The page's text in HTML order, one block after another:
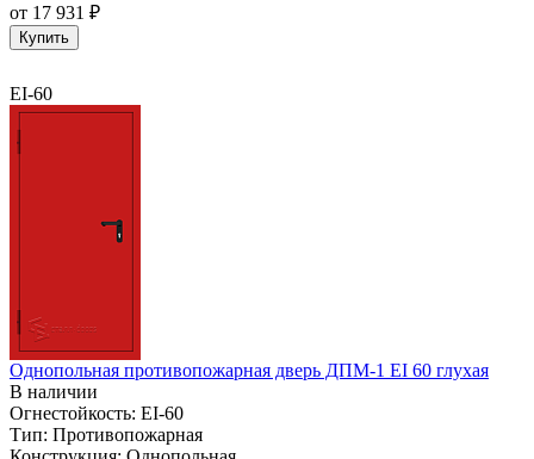
от 17 931 ₽
Купить
EI-60
Однопольная противопожарная дверь ДПМ-1 EI 60 глухая
В наличии
Огнестойкость: EI-60
Тип: Противопожарная